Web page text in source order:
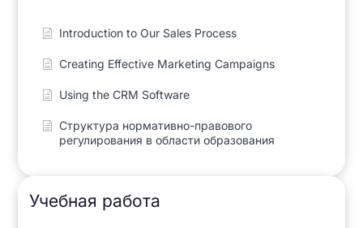
Introduction to Our Sales Process
Creating Effective Marketing Campaigns
Using the CRM Software
Структура нормативно-правового
регулирования в области образования
Учебная работа